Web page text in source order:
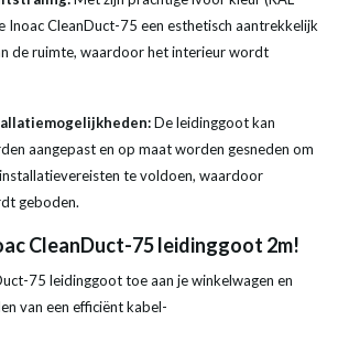
Inoac CleanDuct-75 een esthetisch aantrekkelijk
de ruimte, waardoor het interieur wordt
De leidinggoot kan
aangepast en op maat worden gesneden om
te voldoen, waardoor
geboden.
CleanDuct-75 leidinggoot 2m!
75 leidinggoot toe aan je winkelwagen en
van een efficiënt kabel-